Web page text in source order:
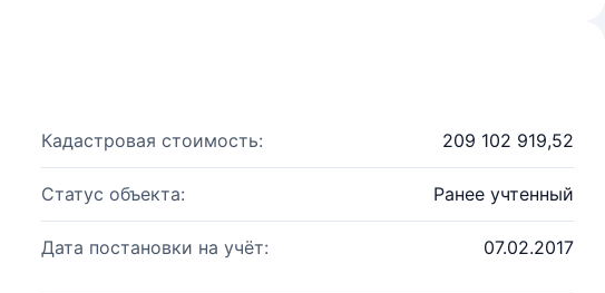
Кадастровая стоимость: 209 102 919,52
Статус объекта: Ранее учтенный
Дата постановки на учёт: 07.02.2017